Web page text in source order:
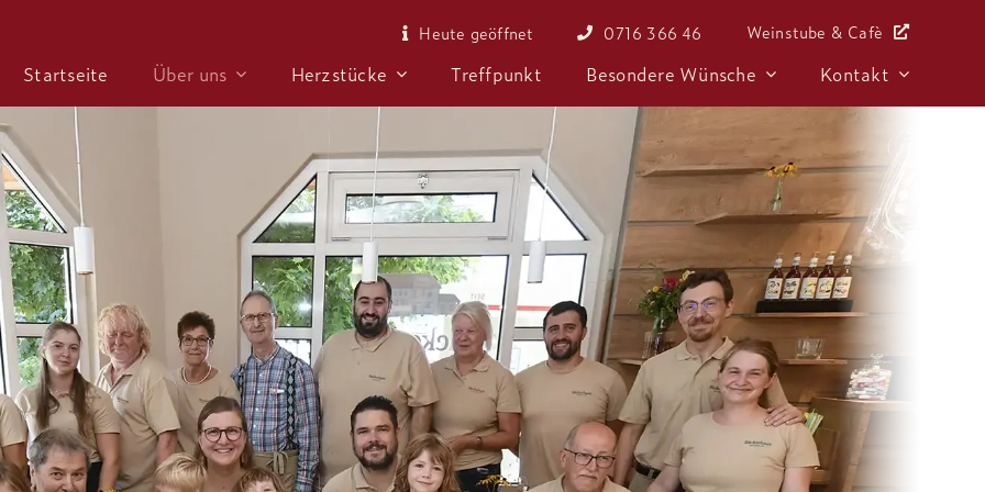
Heute geöffnet 0716 366 46 Weinstube & Cafè
Startseite Über uns Herzstücke Treffpunkt Besondere Wünsche Kontakt